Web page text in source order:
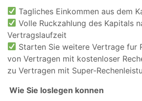
Tagliches Einkommen aus dem
Volle Ruckzahlung des Kapitals
Vertragslaufzeit
Starten Sie weitere Vertrage fur
von Vertragen mit kostenloser
zu Vertragen mit Super-
️ Wie Sie loslegen konnen